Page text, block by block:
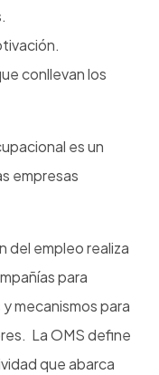
conllevan los
es un
empresas
del empleo realiza
para
mecanismos para
La OMS define
que abarca